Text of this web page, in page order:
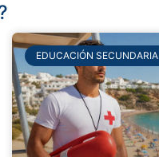
EDUCACIÓN SECUNDARIA